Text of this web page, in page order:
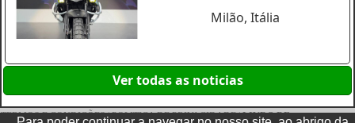
Milão, Itália
Ver todas as noticias
TERMOS E CONDIÇÕES|POLITICA DE PRIVACIDADE|LIVRO DE